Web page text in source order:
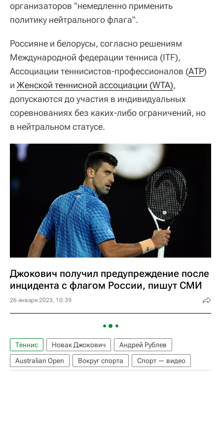
организаторов "немедленно применить
политику нейтрального флага".
Россияне и белорусы, согласно решениям
Международной федерации тенниса (ITF),
Ассоциации теннисистов-профессионалов (АТР)
и Женской теннисной ассоциации (WTA),
допускаются до участия в индивидуальных
соревнованиях без каких-либо ограничений, но
в нейтральном статусе.
Джокович получил предупреждение после
инцидента с флагом России, пишут СМИ
26 января 2023, 10:39
Теннис Новак Джокович
Андрей Рублев
Australian Open
Вокруг спорта Спорт — видео